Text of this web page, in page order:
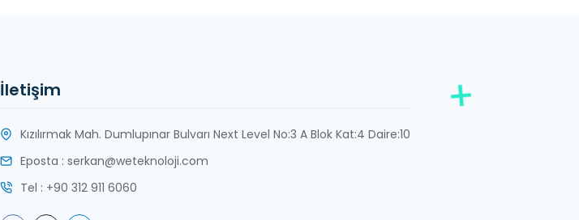
İletişim
Kızılırmak Mah. Dumlupınar Bulvarı Next Level No:3 A Blok Kat:4 Daire:10
Eposta : serkan@weteknoloji.com
Tel : +90 312 911 6060